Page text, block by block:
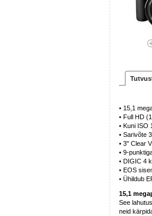
• 15,1
• Full HD
• Kuni ISO
• Sarivõte
• 3" Clear
• 9-
• DIGIC 4
• EOS
• Ühildub
15,1
See
neid